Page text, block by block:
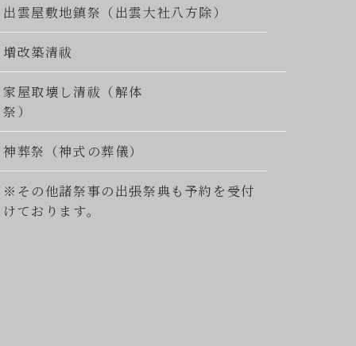
出雲屋敷地鎮祭（出雲大社八方除）
増改築清祓
家屋取壊し清祓（解体
祭）
神葬祭（神式の葬儀）
※その他諸祭事の出張祭典も予約を受付
けております。